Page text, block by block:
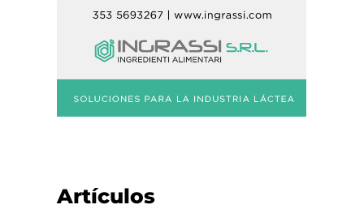
Artículos